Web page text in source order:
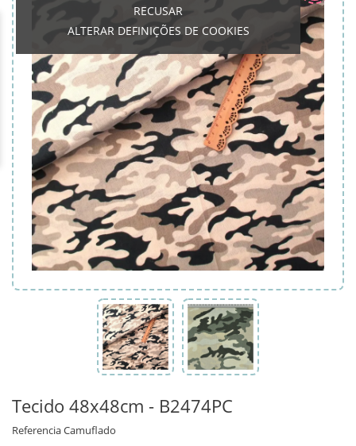
RECUSAR
ALTERAR DEFINIÇÕES DE COOKIES
Tecido 48x48cm - B2474PC
ReferenciaCamuflado